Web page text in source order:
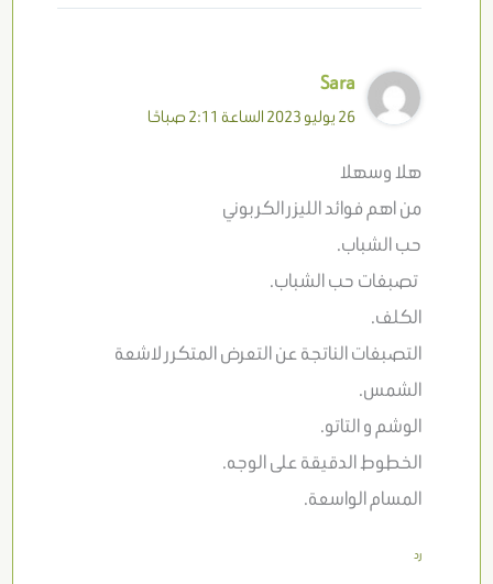
Sara
26 يوليو 2023 الساعة 2:11 صباحًا
هلا وسهلا
من اهم فوائد الليزر الكربوني
حب الشباب.
تصبغات حب الشباب.
الكلف.
التصبغات الناتجة عن التعرض المتكرر لاشعة
الشمس.
الوشم و التاتو.
الخطوط الدقيقة على الوجه.
المسام الواسعة.
رد